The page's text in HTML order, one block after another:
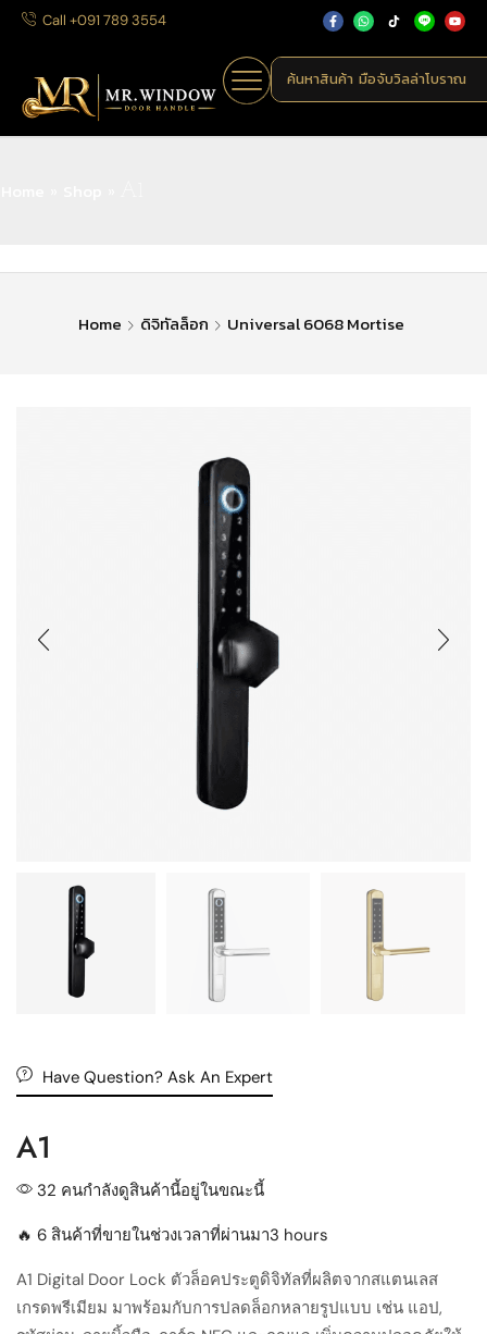
Call +091 789 3554
ค้นหาสินค้า มือจับวิลล่าโบราณ
Home ดิจิทัลล็อก Universal 6068 Mortise
Have Question? Ask An Expert
A1
32 คนกำลังดูสินค้านี้อยู่ในขณะนี้
🔥 6 สินค้าที่ขายในช่วงเวลาที่ผ่านมา3 hours
A1 Digital Door Lock ตัวล็อคประตูดิจิทัลที่ผลิตจากสแตนเลส
เกรดพรีเมียม มาพร้อมกับการปลดล็อกหลายรูปแบบ เช่น แอป,